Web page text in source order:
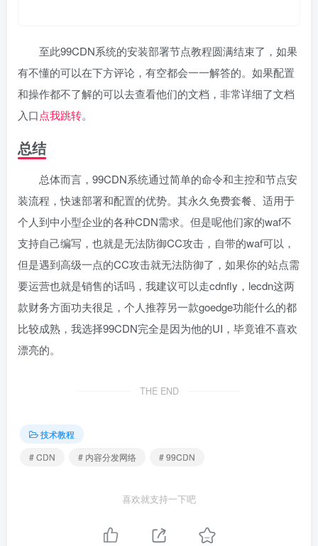
至此99CDN系统的安装部署节点教程圆满结束了，如果
有不懂的可以在下方评论，有空都会一一解答的。如果配置
和操作都不了解的可以去查看他们的文档，非常详细了文档
入口点我跳转。
总结
总体而言，99CDN系统通过简单的命令和主控和节点安
装流程，快速部署和配置的优势。其永久免费套餐、适用于
个人到中小型企业的各种CDN需求。但是呢他们家的waf不
支持自己编写，也就是无法防御CC攻击，自带的waf可以，
但是遇到高级一点的CC攻击就无法防御了，如果你的站点需
要运营也就是销售的话吗，我建议可以走cdnfly，lecdn这两
款财务方面功夫很足，个人推荐另一款goedge功能什么的都
比较成熟，我选择99CDN完全是因为他的UI，毕竟谁不喜欢
漂亮的。
THE END
技术教程
# CDN
# 内容分发网络 # 99CDN
喜欢就支持一下吧